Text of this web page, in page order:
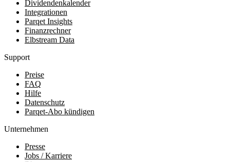
Dividendenkalender
Integrationen
Parqet Insights
Finanzrechner
Elbstream Data
Support
Preise
FAQ
Hilfe
Datenschutz
Parqet-Abo kündigen
Unternehmen
Presse
Jobs / Karriere